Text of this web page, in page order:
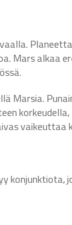
Mars
Marsia.